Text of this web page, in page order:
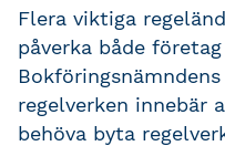
Flera viktiga
påverka både
regelverken innebär
behöva byta